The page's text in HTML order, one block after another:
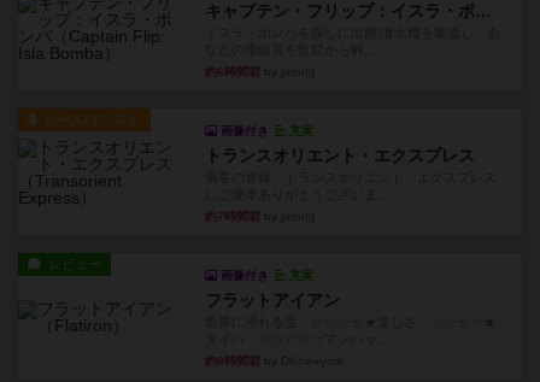
キャプテン・フリップ：イスラ・ボンバ
約6時間前
ルール/インスト
画像付き 充実
トランスオリエント・エクスプレス
約7時間前
レビュー
画像付き 充実
フラットアイアン
約8時間前